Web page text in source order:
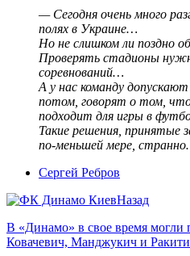
— Сегодня очень много
полях в Украине…
Но не слишком ли поздно
Проверять стадионы
соревнований…
А у нас команду
потом, говорят о том,
подходит для игры в
Такие решения, принятые
по-меньшей мере,
Сергей Ребров
Назад
В «Динамо» в свое время могли
Ковачевич, Манджукич и